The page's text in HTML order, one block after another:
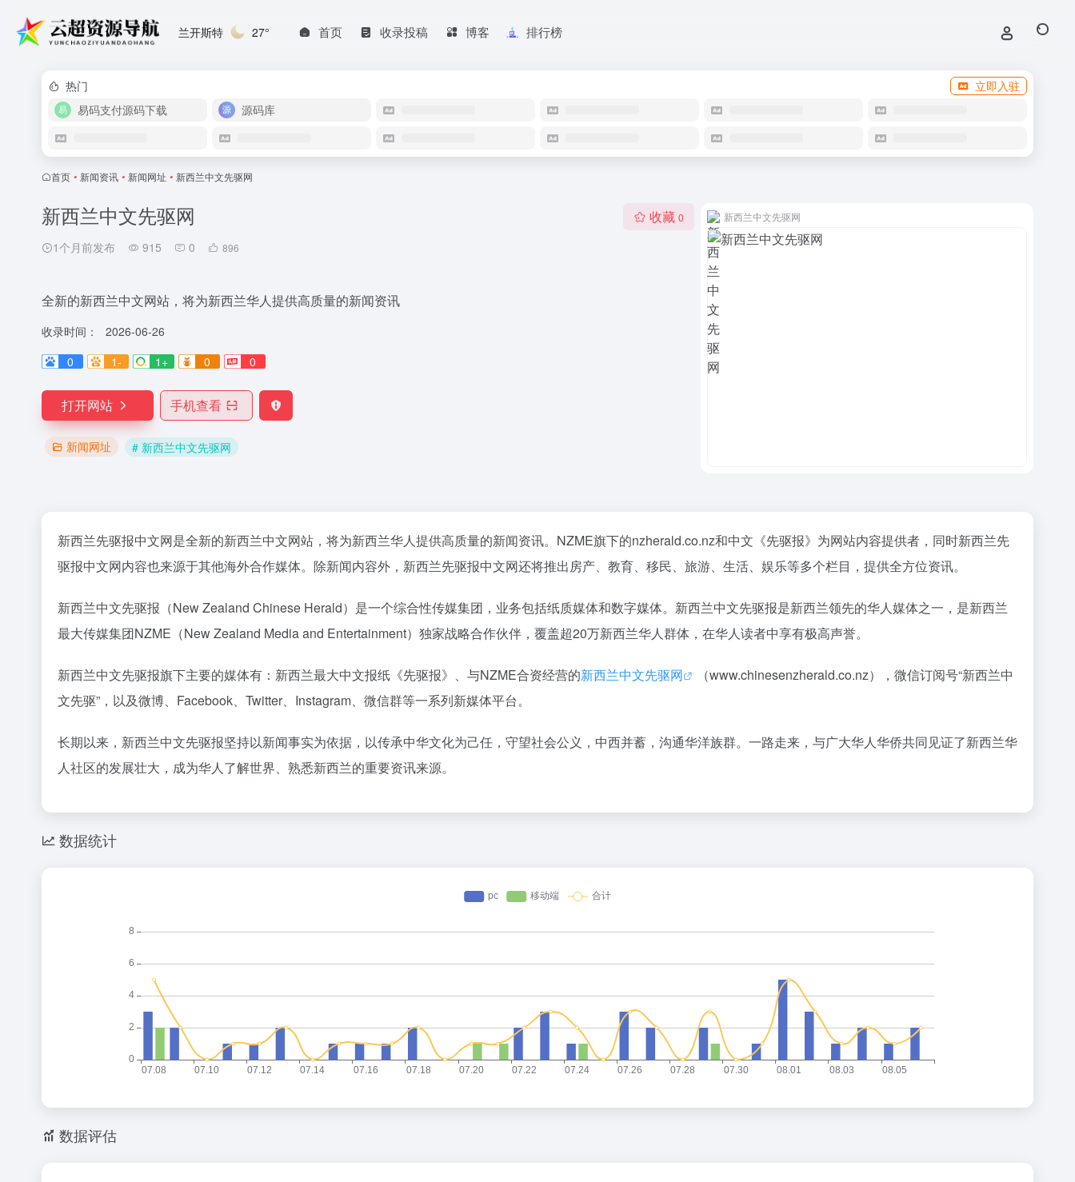
兰开斯特 27° 首页 收录投稿 博客 排行榜
热门
立即入驻
易码支付源码下载
源码库
首页 • 新闻资讯 • 新闻网址 • 新西兰中文先驱网
新西兰中文先驱网
1个月前发布 915 0 896
收藏 0
全新的新西兰中文网站，将为新西兰华人提供高质量的新闻资讯
收录时间：
2026-06-26
0
1- 1+ 0 0
打开网站 手机查看
新闻网址 # 新西兰中文先驱网
新西兰中文先驱网
新西兰先驱报中文网是全新的新西兰中文网站，将为新西兰华人提供高质量的新闻资讯。NZME旗下的nzherald.co.nz和中文《先驱报》为网站内容提供者，同时新西兰先
驱报中文网内容也来源于其他海外合作媒体。除新闻内容外，新西兰先驱报中文网还将推出房产、教育、移民、旅游、生活、娱乐等多个栏目，提供全方位资讯。
新西兰中文先驱报（New Zealand Chinese Herald）是一个综合性传媒集团，业务包括纸质媒体和数字媒体。新西兰中文先驱报是新西兰领先的华人媒体之一，是新西兰
最大传媒集团NZME（New Zealand Media and Entertainment）独家战略合作伙伴，覆盖超20万新西兰华人群体，在华人读者中享有极高声誉。
新西兰中文先驱报旗下主要的媒体有：新西兰最大中文报纸《先驱报》、与NZME合资经营的新西兰中文先驱网
（www.chinesenzherald.co.nz），微信订阅号“新西兰中
文先驱”，以及微博、Facebook、Twitter、Instagram、微信群等一系列新媒体平台。
长期以来，新西兰中文先驱报坚持以新闻事实为依据，以传承中华文化为己任，守望社会公义，中西并蓄，沟通华洋族群。一路走来，与广大华人华侨共同见证了新西兰华
人社区的发展壮大，成为华人了解世界、熟悉新西兰的重要资讯来源。
数据统计
数据评估